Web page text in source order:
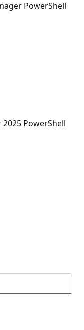
PowerShell
PowerShell